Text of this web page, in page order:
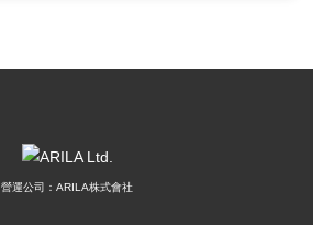
營運公司：ARILA株式會社